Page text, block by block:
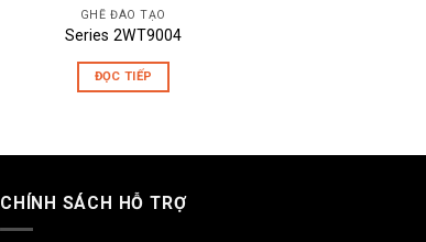
GHẾ ĐÀO TẠO
Series 2WT9004
ĐỌC TIẾP
CHÍNH SÁCH HỖ TRỢ